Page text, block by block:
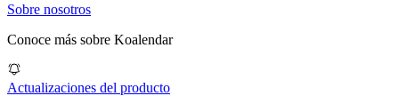
Sobre nosotros
Conoce más sobre Koalendar
Actualizaciones del producto